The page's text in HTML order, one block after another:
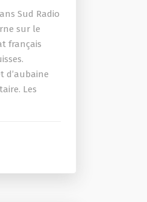
Sud Radio
sur le
français
d’aubaine
Les